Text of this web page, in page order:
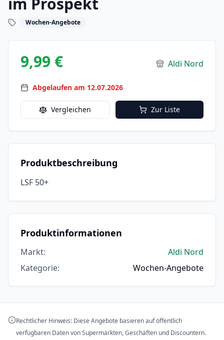
Wochen-Angebote
9,99 € Aldi Nord
Abgelaufen am 12.07.2026
Vergleichen Zur Liste
Produktbeschreibung
LSF 50+
Produktinformationen
Markt:
Aldi Nord
Kategorie: Wochen-Angebote
Rechtlicher Hinweis: Diese Angebote basieren auf öffentlich
verfügbaren Daten von Supermärkten, Geschäften und Discountern.